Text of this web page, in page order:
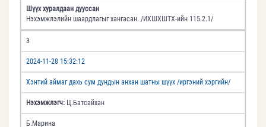
Шүүх хуралдаан дууссан
Нэхэмжлэлийн шаардлагыг хангасан. /ИХШХШТХ-ийн 115.2.1/
3
2024-11-28 15:32:12
Хэнтий аймаг дахь сум дундын анхан шатны шүүх /иргэний хэргийн/
Нэхэмжлэгч: Ц.Батсайхан
Б.Марина